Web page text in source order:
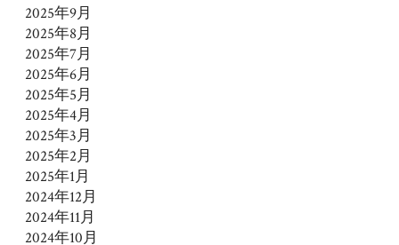
2025年9月
2025年8月
2025年7月
2025年6月
2025年5月
2025年4月
2025年3月
2025年2月
2025年1月
2024年12月
2024年11月
2024年10月